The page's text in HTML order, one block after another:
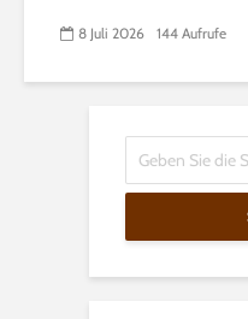
8 Juli 2026 144 Aufrufe